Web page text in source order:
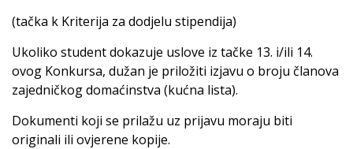
(tačka k Kriterija za dodjelu stipendija)
Ukoliko student dokazuje uslove iz tačke 13. i/ili 14.
ovog Konkursa, dužan je priložiti izjavu o broju članova
zajedničkog domaćinstva (kućna lista).
Dokumenti koji se prilažu uz prijavu moraju biti
originali ili ovjerene kopije.